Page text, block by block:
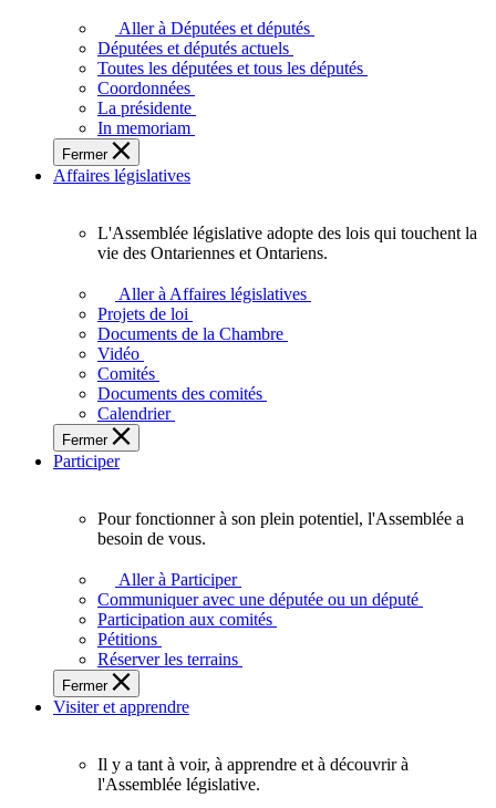
députés
vous
représentent
sein
de
l'Assemblée
législative
l'Ontario.
Aller à Députées et députés
Députées et députés actuels
Toutes les députées et tous les députés
Coordonnées
La présidente
In memoriam
Fermer
Affaires législatives
L'Assemblée
adopte
touchent
des
Ontariennes
et
L'Assemblée législative adopte des lois qui touchent la
vie des Ontariennes et Ontariens.
Aller à Affaires législatives
Projets de loi
Documents de la Chambre
Vidéo
Comités
Documents des comités
Calendrier
Fermer
Participer
plein
potentiel,
l'Assemblée
a
besoin
de
Pour fonctionner à son plein potentiel, l'Assemblée a
besoin de vous.
Aller à Participer
Communiquer avec une députée ou un député
Participation aux comités
Pétitions
Réserver les terrains
Fermer
Visiter et apprendre
Il y a tant à voir, à apprendre et à découvrir à
l'Assemblée législative.